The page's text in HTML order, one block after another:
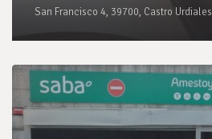
San Francisco 4, 39700, Castro Urdiales